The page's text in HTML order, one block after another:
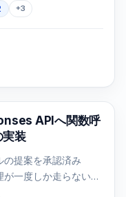
+3
APIへ関数呼
装
の提案を承認済み
一度しか走らないこ